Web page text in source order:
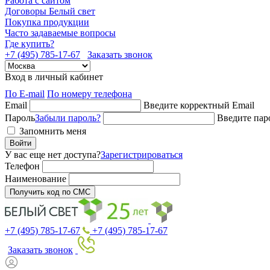
Договоры Белый свет
Покупка продукции
Часто задаваемые вопросы
Где купить?
+7 (495) 785-17-67
Заказать звонок
Вход в личный кабинет
По E-mail По номеру телефона
Email
Введите корректный Email
ПарольЗабыли пароль?
Введите
Запомнить меня
Войти
У вас еще нет доступа?Зарегистрироваться
Телефон
Наименование
Получить код по СМС
+7 (495) 785-17-67
+7 (495) 785-17-67
Заказать звонок